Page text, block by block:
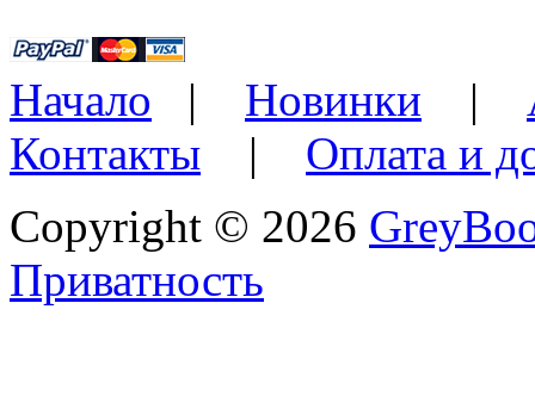
Начало | Новинки |
Контакты | Оплата и
Copyright © 2026
Приватность